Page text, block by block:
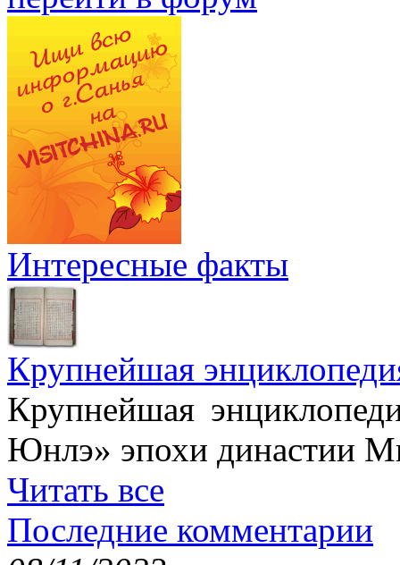
Интересные факты
Крупнейшая
Крупнейшая
Юнлэ» эпохи династии
Читать все
Последние комментарии